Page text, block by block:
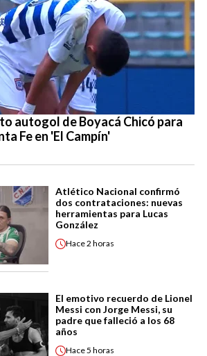
autogol de Boyacá Chicó para
Fe en 'El Campín'
Atlético Nacional confirmó
dos contrataciones: nuevas
herramientas para Lucas
González
Hace2 horas
El emotivo recuerdo de Lionel
Messi con Jorge Messi, su
padre que falleció a los 68
años
Hace5 horas